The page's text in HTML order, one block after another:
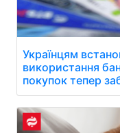
Українцям
використання
покупок тепер